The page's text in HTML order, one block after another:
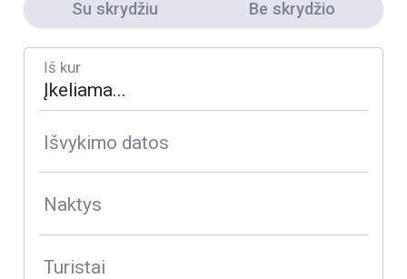
Su skrydžiu Be skrydžio
Iš kur
Išvykimo datos
Naktys
Turistai